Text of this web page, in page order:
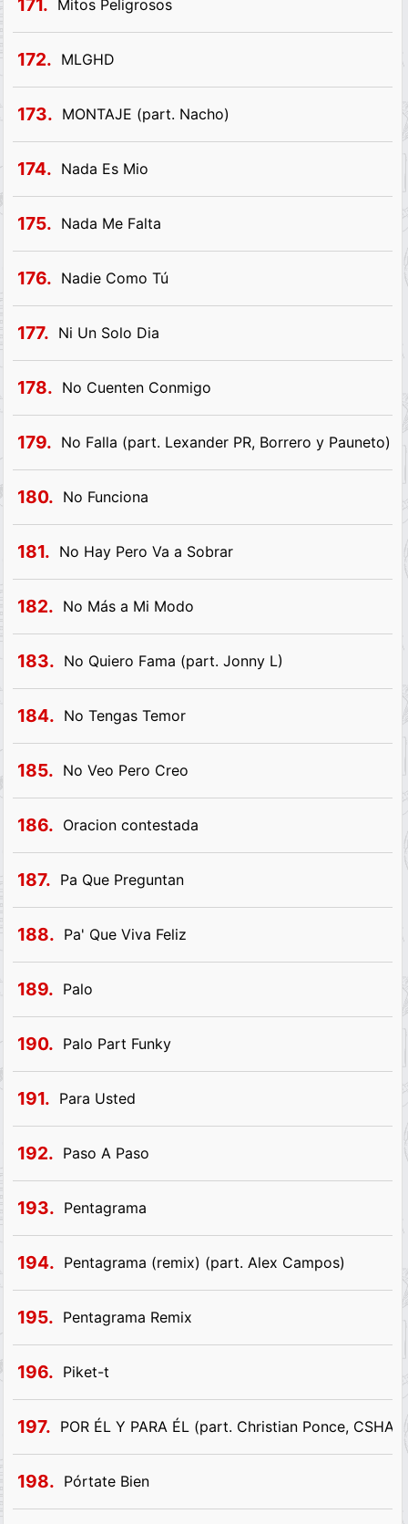
171. Mitos Peligrosos
172. MLGHD
173. MONTAJE (part. Nacho)
174. Nada Es Mio
175. Nada Me Falta
176. Nadie Como Tú
177. Ni Un Solo Dia
178. No Cuenten Conmigo
179. No Falla (part. Lexander PR, Borrero y Pauneto)
180. No Funciona
181. No Hay Pero Va a Sobrar
182. No Más a Mi Modo
183. No Quiero Fama (part. Jonny L)
184. No Tengas Temor
185. No Veo Pero Creo
186. Oracion contestada
187. Pa Que Preguntan
188. Pa' Que Viva Feliz
189. Palo
190. Palo Part Funky
191. Para Usted
192. Paso A Paso
193. Pentagrama
194. Pentagrama (remix) (part. Alex Campos)
195. Pentagrama Remix
196. Piket-t
197. POR ÉL Y PARA ÉL (part. Christian Ponce,
198. Pórtate Bien